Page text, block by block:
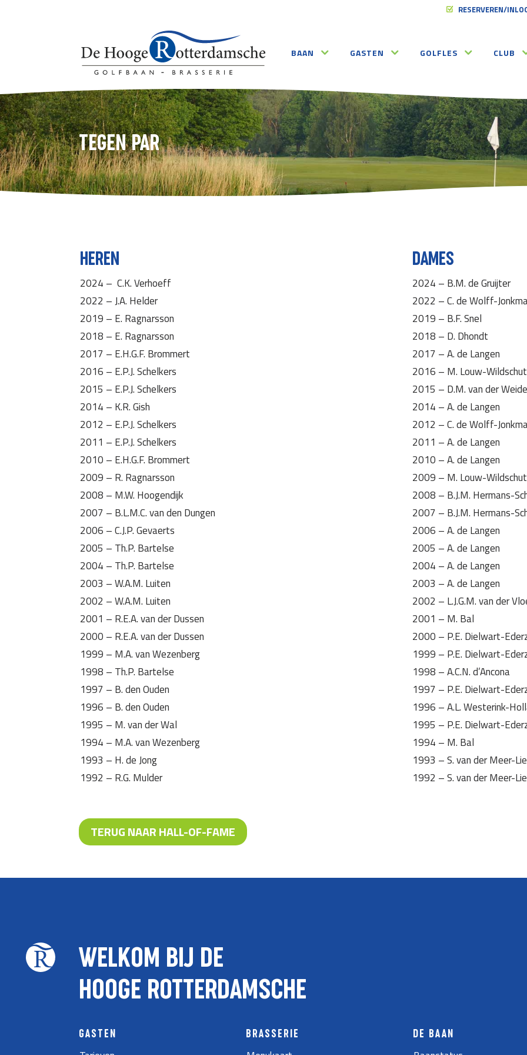
RESERVEREN/
BAAN GASTEN GOLFLES CLUB
TEGEN PAR
HEREN
2024 – C.K. Verhoeff
2022 – J.A. Helder
2019 – E. Ragnarsson
2018 – E. Ragnarsson
2017 – E.H.G.F. Brommert
2016 – E.P.J. Schelkers
2015 – E.P.J. Schelkers
2014 – K.R. Gish
2012 – E.P.J. Schelkers
2011 – E.P.J. Schelkers
2010 – E.H.G.F. Brommert
2009 – R. Ragnarsson
2008 – M.W. Hoogendijk
2007 – B.L.M.C. van den Dungen
2006 – C.J.P. Gevaerts
2005 – Th.P. Bartelse
2004 – Th.P. Bartelse
2003 – W.A.M. Luiten
2002 – W.A.M. Luiten
2001 – R.E.A. van der Dussen
2000 – R.E.A. van der Dussen
1999 – M.A. van Wezenberg
1998 – Th.P. Bartelse
1997 – B. den Ouden
1996 – B. den Ouden
1995 – M. van der Wal
1994 – M.A. van Wezenberg
1993 – H. de Jong
1992 – R.G. Mulder
DAMES
2024 – B.M. de Gruijter
2022 – C. de Wolff-
2019 – B.F. Snel
2018 – D. Dhondt
2017 – A. de Langen
2016 – M. Louw-Wildschut
2015 – D.M. van der
2014 – A. de Langen
2012 – C. de Wolff-
2011 – A. de Langen
2010 – A. de Langen
2009 – M. Louw-Wildschut
2008 – B.J.M. Hermans-
2007 – B.J.M. Hermans-
2006 – A. de Langen
2005 – A. de Langen
2004 – A. de Langen
2003 – A. de Langen
2002 – L.J.G.M. van der
2001 – M. Bal
2000 – P.E. Dielwart-
1999 – P.E. Dielwart-
1998 – A.C.N. d’Ancona
1997 – P.E. Dielwart-
1996 – A.L. Westerink-
1995 – P.E. Dielwart-
1994 – M. Bal
1993 – S. van der Meer-
1992 – S. van der Meer-
TERUG NAAR HALL-OF-FAME
WELKOM BIJ DE
HOOGE ROTTERDAMSCHE
GASTEN BRASSERIE DE BAAN